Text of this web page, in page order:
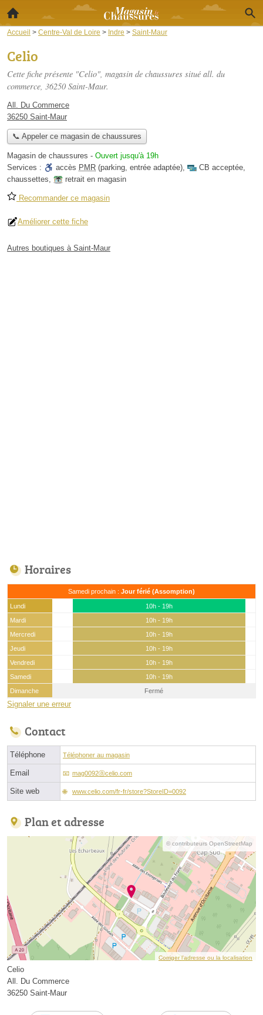
Accueil > Centre-Val de Loire > Indre > Saint-Maur
Celio
Cette fiche présente "Celio", magasin de chaussures situé all. du
commerce, 36250 Saint-Maur.
All. Du Commerce
36250 Saint-Maur
📞 Appeler ce magasin de chaussures
Magasin de chaussures - Ouvert jusqu'à 19h
Services :
accès PMR (parking, entrée adaptée), CB acceptée,
chaussettes, retrait en magasin
Recommander ce magasin
Améliorer cette fiche
Autres boutiques à Saint-Maur
Horaires
Samedi prochain : Jour férié (Assomption)
Lundi
10h - 19h
Mardi
10h - 19h
Mercredi
10h - 19h
Jeudi
10h - 19h
Vendredi
10h - 19h
Samedi
10h - 19h
Dimanche
Fermé
Signaler une erreur
Contact
Téléphone Téléphoner au magasin
Email mag0092ⓐcelio.com
Site web www.celio.com/fr-fr/store?StoreID=0092
Plan et adresse
© contributeurs OpenStreetMap
Corriger l’adresse ou la localisation
Celio
All. Du Commerce
36250 Saint-Maur